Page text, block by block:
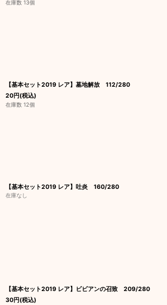
在庫数 13個
【基本セット2019 レア】墓地解放 112/280
20円(税込)
在庫数 12個
【基本セット2019 レア】吐炎 160/280
在庫なし
【基本セット2019 レア】ビビアンの召致 209/280
30円(税込)